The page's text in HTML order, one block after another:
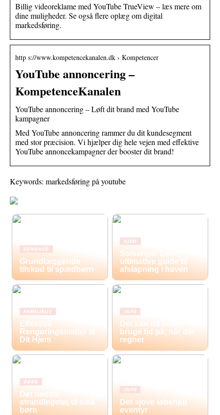
Billig videoreklame med YouTube TrueView – læs mere om
dine muligheder. Se også flere oplæg om digital
markedsføring.
http s://www.kompetencekanalen.dk › Kompetencer
YouTube annoncering –
KompetenceKanalen
YouTube annoncering – Løft dit brand med YouTube
kampagner
Med YouTube annoncering rammer du dit kundesegment
med stor præcision. Vi hjælper dig hele vejen med effektive
YouTube annoncekampagner der booster dit brand!
Keywords: markedsføring på youtube
SUNDHED
Grundlæggende
tilskud til spædbørn
HJEM
Solsenge: Den
ultimative guide til
afslapning i haven
FAMILIELIV
Effektive
Rengøringsmidler til
Dit Hjem
INFO
Det kan dit barn
bruge tid på, når det
regner
BØRN
Det bedste
strandlegetøj til små
børn
INFO
Det sjove løbehjul
eventyr